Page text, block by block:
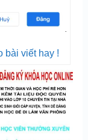
bài viết hay !